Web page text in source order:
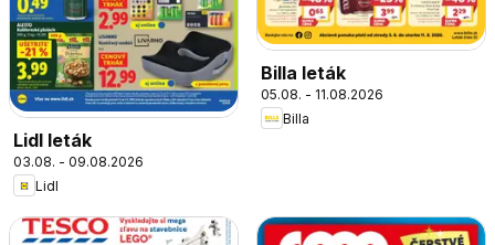
Lidl leták
03.08. - 09.08.2026
Lidl
Billa leták
05.08. - 11.08.2026
Billa